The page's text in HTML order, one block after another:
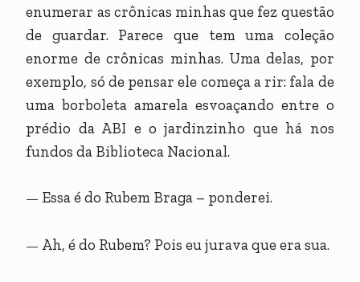
enumerar as crônicas minhas que fez questão
de guardar. Parece que tem uma coleção
enorme de crônicas minhas. Uma delas, por
exemplo, só de pensar ele começa a rir: fala de
uma borboleta amarela esvoaçando entre o
prédio da ABI e o jardinzinho que há nos
fundos da Biblioteca Nacional.
— Essa é do Rubem Braga – ponderei.
— Ah, é do Rubem? Pois eu jurava que era sua.